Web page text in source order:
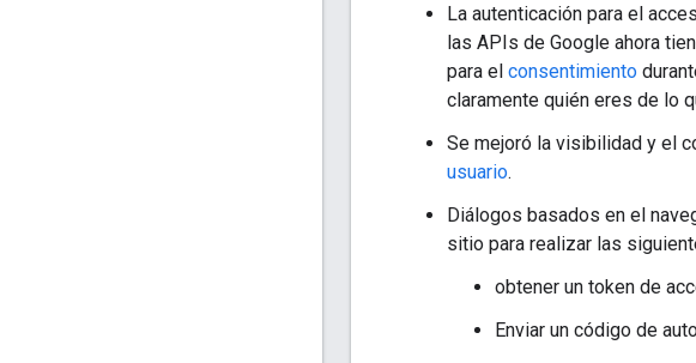
La autenticación para el
las APIs de Google ahora
para el consentimiento
claramente quién eres de lo
Se mejoró la visibilidad y el
usuario.
Diálogos basados en el
sitio para realizar las
obtener un token de
Enviar un código de